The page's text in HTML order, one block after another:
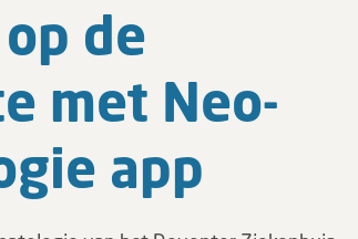
de
met Ne­o­
app